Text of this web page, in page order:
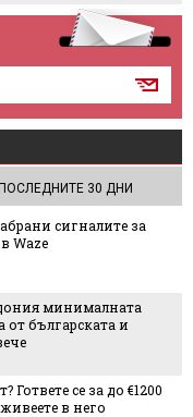
30 ДНИ
сигналите за
Waze
минималната
от българската и
Гответе се за до €1200
в него